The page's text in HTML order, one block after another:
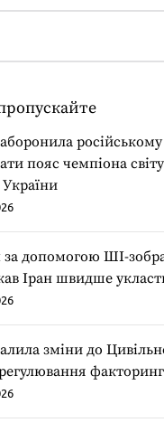
пояс чемпіона
допомогою ШІ-
Іран швидше
зміни до